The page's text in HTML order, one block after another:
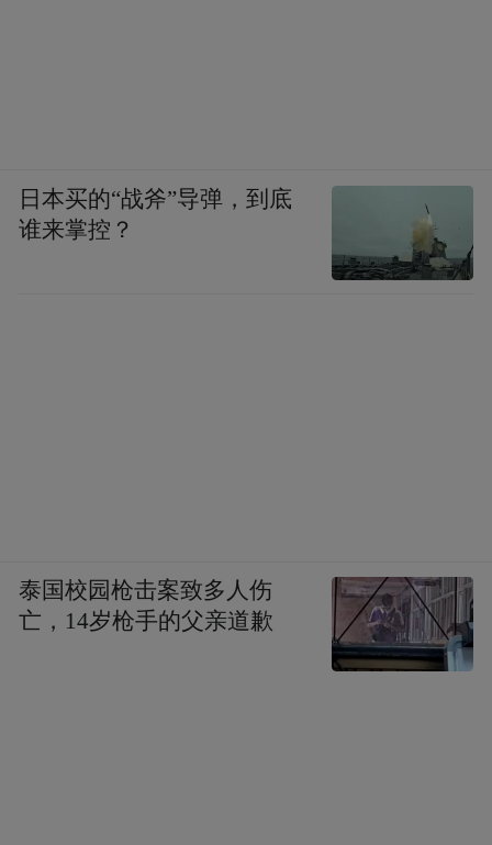
日本买的“战斧”导弹，到底
谁来掌控？
泰国校园枪击案致多人伤
亡，14岁枪手的父亲道歉